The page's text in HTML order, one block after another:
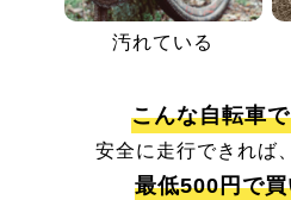
汚れている
こんな自転車
安全に走行できれば
最低500円で